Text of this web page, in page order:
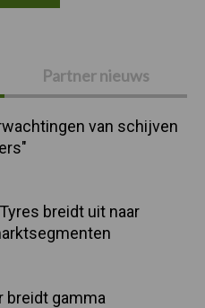
Partner nieuws
van schijven
breidt uit naar
breidt gamma